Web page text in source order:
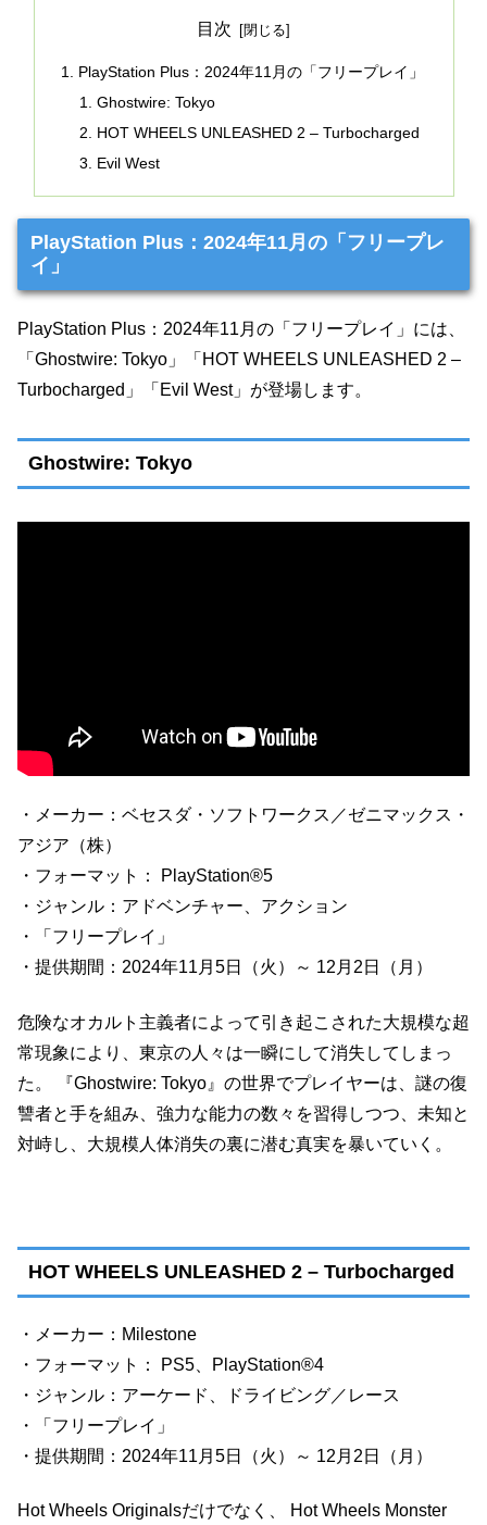
目次
PlayStation Plus：2024年11月の「フリープレイ」
Ghostwire: Tokyo
HOT WHEELS UNLEASHED 2 – Turbocharged
Evil West
PlayStation Plus：2024年11月の「フリープレ
イ」
PlayStation Plus：2024年11月の「フリープレイ」には、
「Ghostwire: Tokyo」「HOT WHEELS UNLEASHED 2 –
Turbocharged」「Evil West」が登場します。
Ghostwire: Tokyo
・メーカー：ベセスダ・ソフトワークス／ゼニマックス・
アジア（株）
・フォーマット： PlayStation®5
・ジャンル：アドベンチャー、アクション
・「フリープレイ」
・提供期間：2024年11月5日（火）～ 12月2日（月）
危険なオカルト主義者によって引き起こされた大規模な超
常現象により、東京の人々は一瞬にして消失してしまっ
た。 『Ghostwire: Tokyo』の世界でプレイヤーは、謎の復
讐者と手を組み、強力な能力の数々を習得しつつ、未知と
対峙し、大規模人体消失の裏に潜む真実を暴いていく。
HOT WHEELS UNLEASHED 2 – Turbocharged
・メーカー：Milestone
・フォーマット： PS5、PlayStation®4
・ジャンル：アーケード、ドライビング／レース
・「フリープレイ」
・提供期間：2024年11月5日（火）～ 12月2日（月）
Hot Wheels Originalsだけでなく、 Hot Wheels Monster